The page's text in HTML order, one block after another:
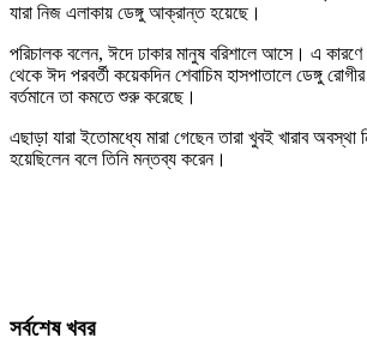
যারা নিজ এলাকায় ডেঙ্গু আক্রান্ত হয়েছে।
পরিচালক বলেন, ঈদে ঢাকার মানুষ বরিশালে আসে। এ
থেকে ঈদ পরবর্তী কয়েকদিন শেবাচিম হাসপাতালে ডেঙ্গু
বর্তমানে তা কমতে শুরু করেছে।
এছাড়া যারা ইতোমধ্যে মারা গেছেন তারা খুবই খারাব অবস্থা
হয়েছিলেন বলে তিনি মন্তব্য করেন।
সর্বশেষ খবর